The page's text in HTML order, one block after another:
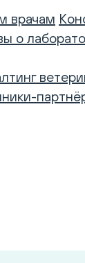
врачам
о